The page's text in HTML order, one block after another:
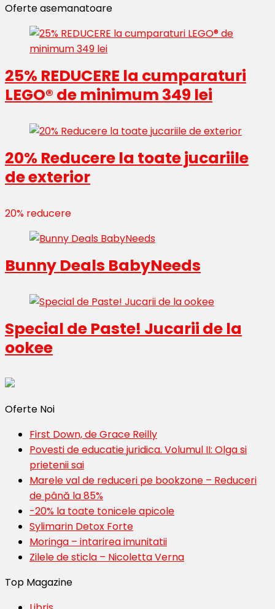
Oferte asemanatoare
25% REDUCERE la cumparaturi
LEGO® de minimum 349 lei
20% Reducere la toate jucariile
de exterior
20% reducere
Bunny Deals BabyNeeds
Special de Paste! Jucarii de la
ookee
Oferte Noi
First Down, de Grace Reilly
Povesti de educatie juridica. Volumul II: Olga si
prietenii sai
Marele val de reduceri pe bookzone – Reduceri
de până la 85%
-20% la toate tonicele apicole
Sylimarin Detox Forte
Moringa – intarirea imunitatii
Zilele de sticla – Nicoletta Verna
Top Magazine